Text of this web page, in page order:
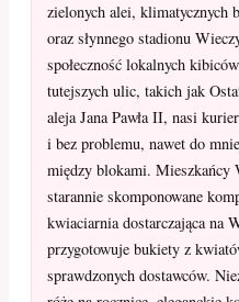
zielonych alei, klimatycznych
oraz słynnego stadionu
społeczność lokalnych
tutejszych ulic, takich jak
aleja Jana Pawła II, nasi
i bez problemu, nawet do
między blokami. Mieszkańcy
starannie skomponowane
kwiaciarnia dostarczająca na
przygotowuje bukiety z
sprawdzonych dostawców.